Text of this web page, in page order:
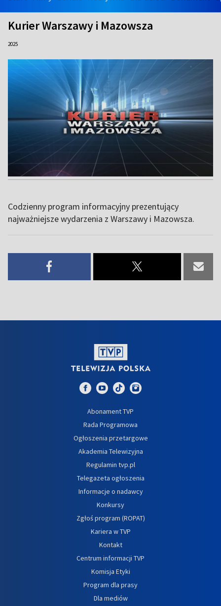
Kurier Warszawy i Mazowsza
2025
Codzienny program informacyjny prezentujący
najważniejsze wydarzenia z Warszawy i Mazowsza.
Abonament TVP
Rada Programowa
Ogłoszenia przetargowe
Akademia Telewizyjna
Regulamin tvp.pl
Telegazeta ogłoszenia
Informacje o nadawcy
Konkursy
Zgłoś program (ROPAT)
Kariera w TVP
Kontakt
Centrum informacji TVP
Komisja Etyki
Program dla prasy
Dla mediów